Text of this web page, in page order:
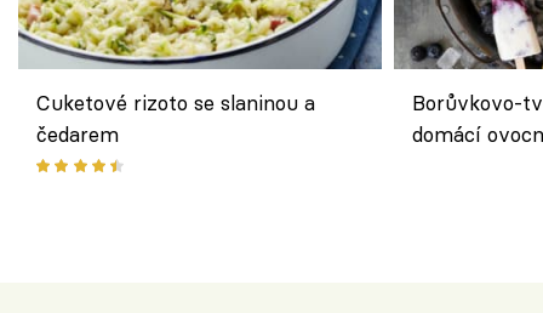
Cuketové rizoto se slaninou a
čedarem
Borůvkovo-
domácí